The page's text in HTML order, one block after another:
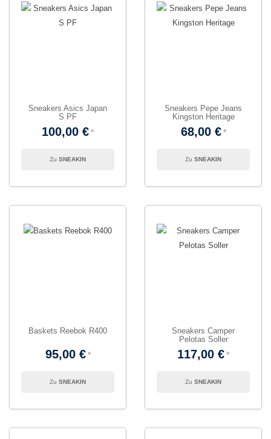
Sneakers Asics Japan
S PF
100,00 €
SNEAKIN
Sneakers Pepe Jeans
Kingston Heritage
68,00 €
SNEAKIN
Baskets Reebok R400
95,00 €
SNEAKIN
Sneakers Camper
Pelotas Soller
117,00 €
SNEAKIN